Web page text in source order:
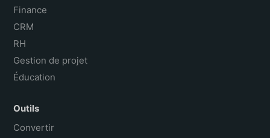
Finance
CRM
RH
Gestion de projet
Éducation
Outils
Convertir